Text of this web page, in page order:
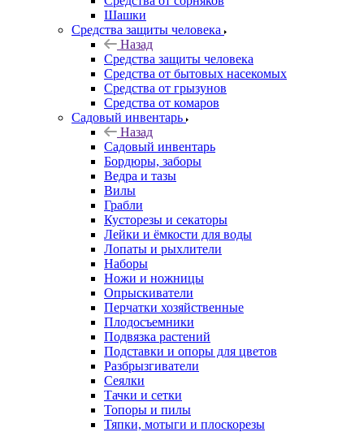
Шашки
Средства защиты человека
Назад
Средства защиты человека
Средства от бытовых насекомых
Средства от грызунов
Средства от комаров
Садовый инвентарь
Назад
Садовый инвентарь
Бордюры, заборы
Ведра и тазы
Вилы
Грабли
Кусторезы и секаторы
Лейки и ёмкости для воды
Лопаты и рыхлители
Наборы
Ножи и ножницы
Опрыскиватели
Перчатки хозяйственные
Плодосъемники
Подвязка растений
Подставки и опоры для цветов
Разбрызгиватели
Сеялки
Тачки и сетки
Топоры и пилы
Тяпки, мотыги и плоскорезы